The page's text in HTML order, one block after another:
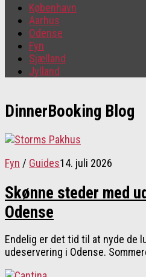
København
Aarhus
Odense
Fyn
Sjælland
Jylland
DinnerBooking Blog
Fyn / Guides14. juli 2026
Skønne steder med
Odense
Endelig er det tid til at nyde de
udeservering i Odense.